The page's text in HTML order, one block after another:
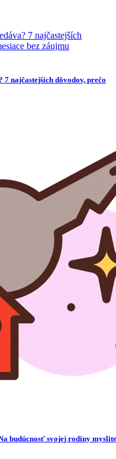
najčastejších dôvodov, prečo
budúcnosť svojej rodiny myslite